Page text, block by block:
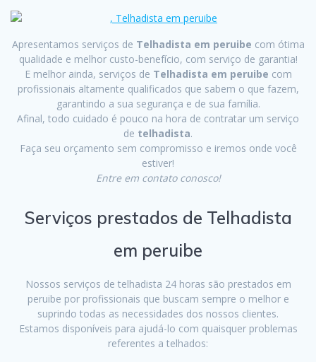
Apresentamos serviços de Telhadista em peruibe com ótima
qualidade e melhor custo-benefício, com serviço de garantia!
E melhor ainda, serviços de Telhadista em peruibe com
profissionais altamente qualificados que sabem o que fazem,
garantindo a sua segurança e de sua família.
Afinal, todo cuidado é pouco na hora de contratar um serviço
de telhadista.
Faça seu orçamento sem compromisso e iremos onde você
estiver!
Entre em contato conosco!
Serviços prestados de Telhadista
em peruibe
Nossos serviços de telhadista 24 horas são prestados em
peruibe por profissionais que buscam sempre o melhor e
suprindo todas as necessidades dos nossos clientes.
Estamos disponíveis para ajudá-lo com quaisquer problemas
referentes a telhados: